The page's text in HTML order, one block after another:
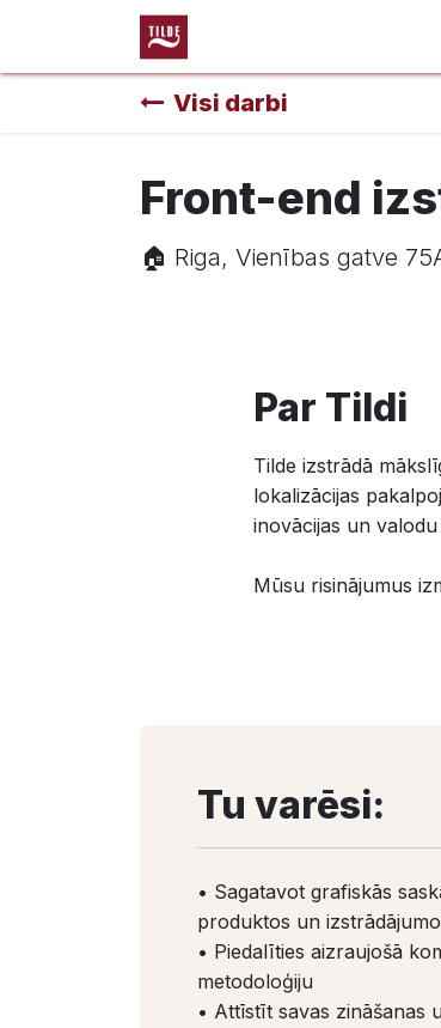
Visi darbi
Front-end
🏠︎ Riga, Vienības gatve
Par Tildi
Tilde izstrādā
lokalizācijas
inovācijas un
Mūsu risinājumus
Tu varēsi:
• Sagatavot grafiskās
produktos un
• Piedalīties aizraujošā
metodoloģiju
• Attīstīt savas zināšanas